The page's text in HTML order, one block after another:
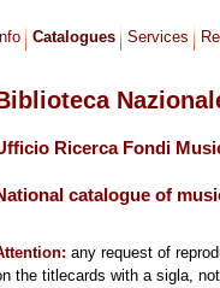
Info Catalogues Services
Ricerca Fondi
catalogue of
any request of
the titlecards with a sigla,